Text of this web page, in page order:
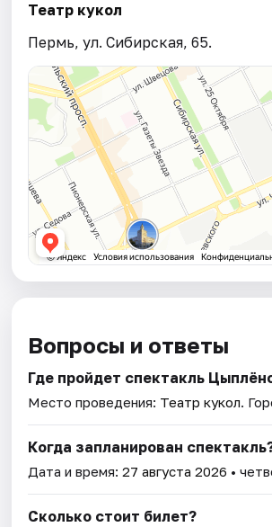
Театр кукол
Пермь, ул. Сибирская, 65.
Вопросы и ответы
Где пройдет спектакль
Место проведения: Театр кукол.
Когда запланирован
Дата и время:27 августа 2026 •
Сколько стоит билет?